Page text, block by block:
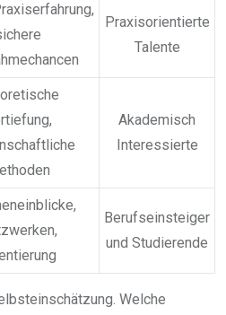
Praxisorientierte
Talente
Akademisch
Interessierte
Berufseinsteiger
und Studierende
Welche